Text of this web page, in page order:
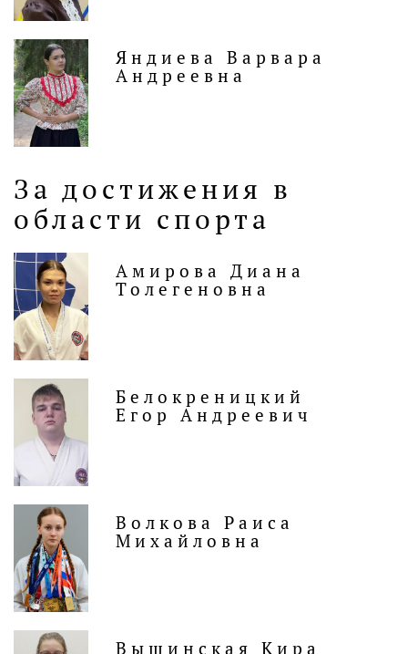
Яндиева Варвара
Андреевна
За достижения в
области спорта
Амирова Диана
Толегеновна
Белокреницкий
Егор Андреевич
Волкова Раиса
Михайловна
Вышинская Кира